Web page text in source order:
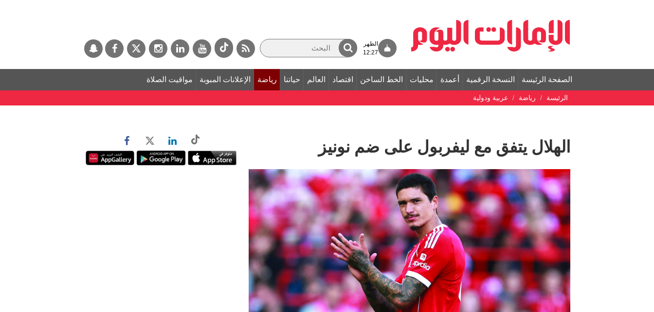
الظهر
12:27
الصفحة الرئيسة النسخة الرقمية أعمدة محليات الخط الساخن اقتصاد العالم حياتنا رياضة الإعلانات المبوبة مواقيت الصلاة
الرئيسة رياضة عربية ودولية
الهلال يتفق مع ليفربول على ضم نونيز